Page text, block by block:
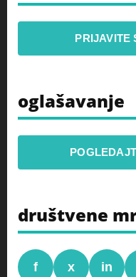
PRIJAVITE
oglašavanje
društvene
f x in